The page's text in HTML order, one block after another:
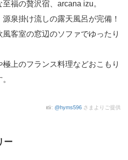
福の贅沢宿、arcana izu。
泉掛け流しの露天風呂が完備！
客室の窓辺のソファでゆったり
上のフランス料理などおこもり
📸: @hyms596 さまよりご提供
ー